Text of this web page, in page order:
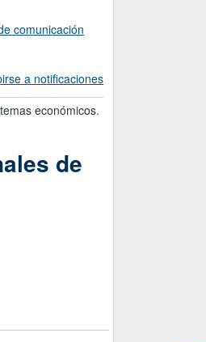
comunicación
a notificaciones
económicos.
de